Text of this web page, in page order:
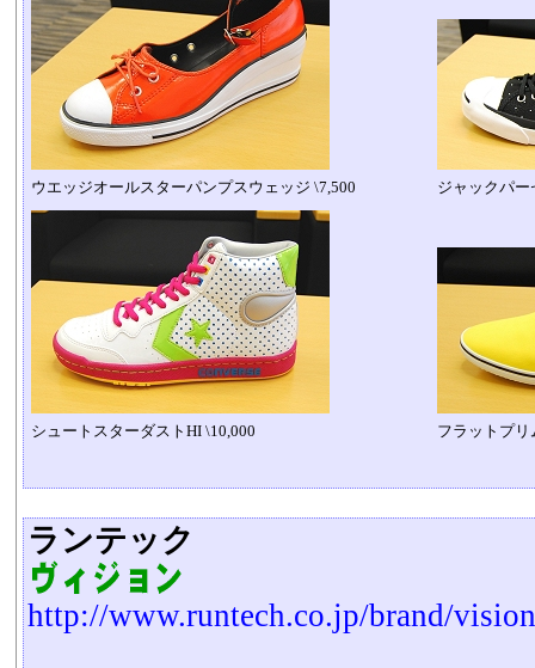
ウエッジオールスターパンプスウェッジ \7,500 ジャックパー
シュートスターダストHI \10,000 フラットプリ
ランテック
http://www.runtech.co.jp/brand/